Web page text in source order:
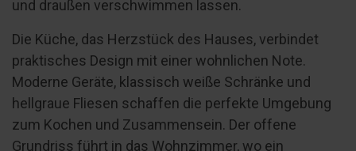
und draußen verschwimmen lassen.
Die Küche, das Herzstück des Hauses, verbindet
praktisches Design mit einer wohnlichen Note.
Moderne Geräte, klassisch weiße Schränke und
hellgraue Fliesen schaffen die perfekte Umgebung
zum Kochen und Zusammensein. Der offene
Grundriss führt in das Wohnzimmer, wo ein